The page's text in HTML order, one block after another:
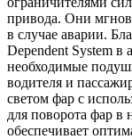
привода. Они
в случае аварии.
Dependent System в
необходимые
водителя и
светом фар с
для поворота фар в
обеспечивает